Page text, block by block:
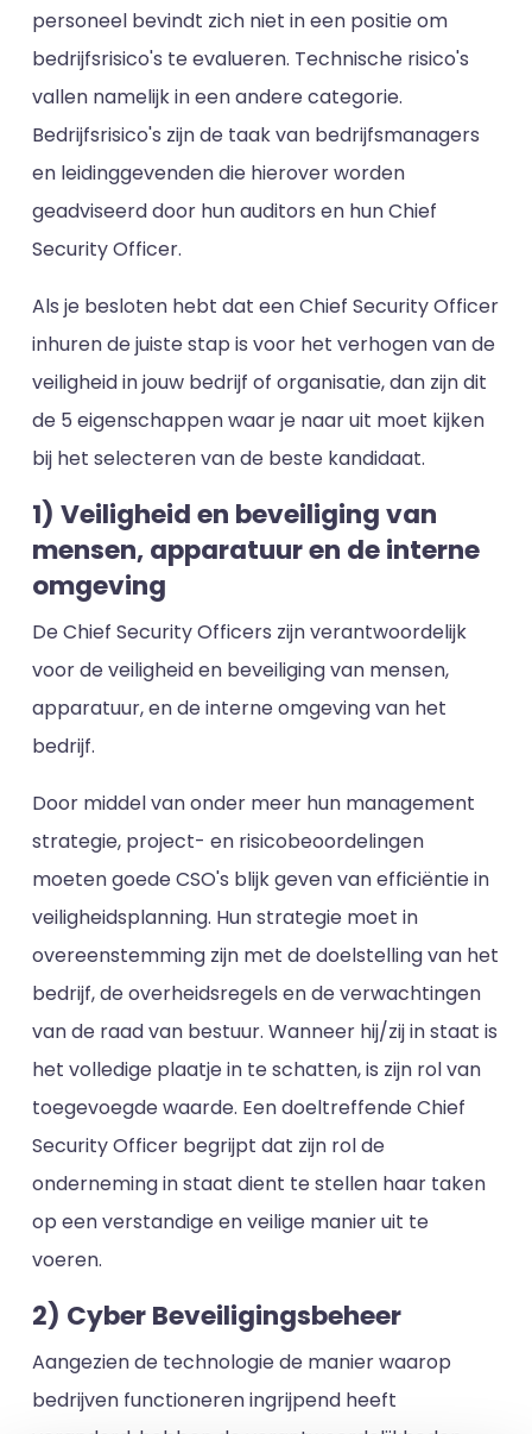
personeel bevindt zich niet in een positie om
bedrijfsrisico's te evalueren. Technische risico's
vallen namelijk in een andere categorie.
Bedrijfsrisico's zijn de taak van bedrijfsmanagers
en leidinggevenden die hierover worden
geadviseerd door hun auditors en hun Chief
Security Officer.
Als je besloten hebt dat een Chief Security Officer
inhuren de juiste stap is voor het verhogen van de
veiligheid in jouw bedrijf of organisatie, dan zijn dit
de 5 eigenschappen waar je naar uit moet kijken
bij het selecteren van de beste kandidaat.
1) Veiligheid en beveiliging van
mensen, apparatuur en de interne
omgeving
De Chief Security Officers zijn verantwoordelijk
voor de veiligheid en beveiliging van mensen,
apparatuur, en de interne omgeving van het
bedrijf.
Door middel van onder meer hun management
strategie, project- en risicobeoordelingen
moeten goede CSO's blijk geven van efficiëntie in
veiligheidsplanning. Hun strategie moet in
overeenstemming zijn met de doelstelling van het
bedrijf, de overheidsregels en de verwachtingen
van de raad van bestuur. Wanneer hij/zij in staat is
het volledige plaatje in te schatten, is zijn rol van
toegevoegde waarde. Een doeltreffende Chief
Security Officer begrijpt dat zijn rol de
onderneming in staat dient te stellen haar taken
op een verstandige en veilige manier uit te
voeren.
2) Cyber Beveiligingsbeheer
Aangezien de technologie de manier waarop
bedrijven functioneren ingrijpend heeft